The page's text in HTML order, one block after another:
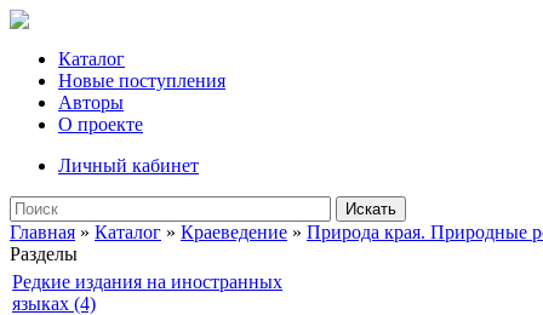
Каталог
Новые поступления
Авторы
О проекте
Личный кабинет
Искать
Главная » Каталог » Краеведение » Природа края. Природные
Разделы
Редкие издания на иностранных
языках (4)